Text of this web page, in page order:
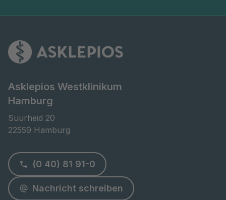
Asklepios Westklinikum
Hamburg
Suurheid 20
22559 Hamburg
(0 40) 81 91-0
Nachricht schreiben